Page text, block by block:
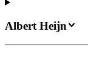
Albert Heijn